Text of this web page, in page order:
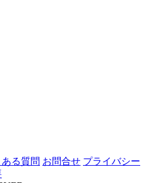
ある質問 お問合せ プライバシー